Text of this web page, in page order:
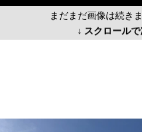
まだまだ画像は続き
↓ スクロール